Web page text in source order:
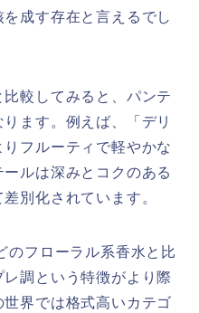
成す存在と言えるでし
較してみると、パンテ
ます。例えば、「デリ
フルーティで軽やかな
ルは深みとコクのある
別化されています。
のフローラル系香水と比
調という特徴がより際
界では格式高いカテゴ